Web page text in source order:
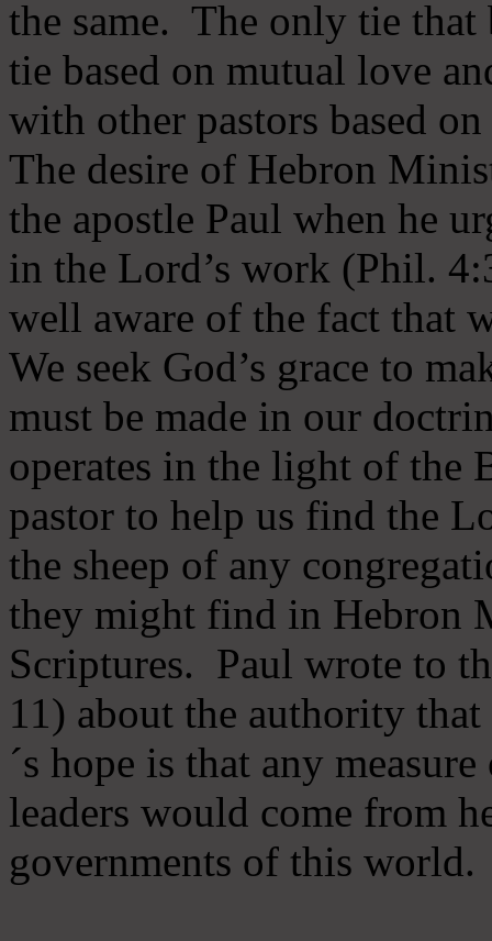
the same. The only tie that
tie based on mutual love
with other pastors based
The desire of Hebron
the apostle Paul when he
in the Lord’s work (Phil.
well aware of the fact that
We seek God’s grace to
must be made in our
operates in the light of the
pastor to help us find the
the sheep of any
they might find in Hebron
Scriptures. Paul wrote to
11) about the authority
´s hope is that any
leaders would come from
governments of this world.